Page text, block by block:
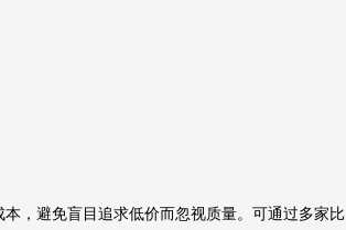
，避免盲目追求低价而忽视质量。可通过多家比